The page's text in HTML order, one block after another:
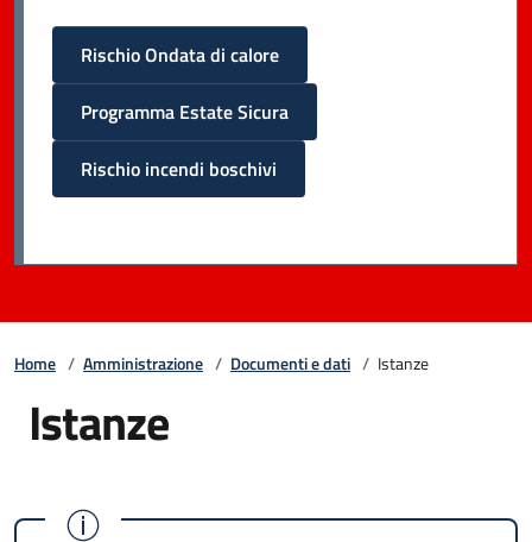
Rischio Ondata di calore
Programma Estate Sicura
Rischio incendi boschivi
Home / Amministrazione / Documenti e dati / Istanze
Istanze